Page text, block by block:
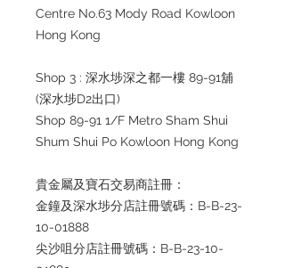
Centre No.63 Mody Road Kowloon
Hong Kong
Shop 3 : 深水埗深之都一樓 89-91舖
(深水埗D2出口)
Shop 89-91 1/F Metro Sham Shui
Shum Shui Po Kowloon Hong Kong
貴金屬及寶石交易商註冊：
金鐘及深水埗分店註冊號碼：B-B-23-
10-01888
尖沙咀分店註冊號碼：B-B-23-10-